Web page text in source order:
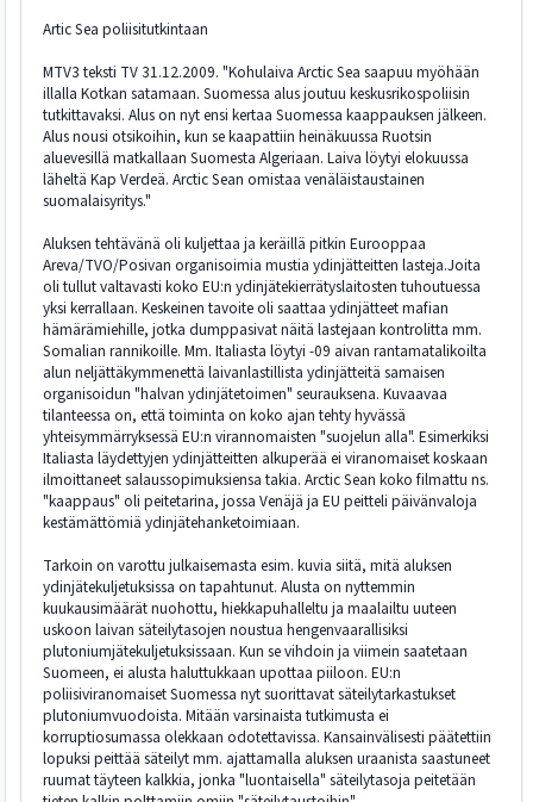
Artic Sea poliisitutkintaan
MTV3 teksti TV 31.12.2009. "Kohulaiva Arctic Sea saapuu myöhään
illalla Kotkan satamaan. Suomessa alus joutuu keskusrikospoliisin
tutkittavaksi. Alus on nyt ensi kertaa Suomessa kaappauksen jälkeen.
Alus nousi otsikoihin, kun se kaapattiin heinäkuussa Ruotsin
aluevesillä matkallaan Suomesta Algeriaan. Laiva löytyi elokuussa
läheltä Kap Verdeä. Arctic Sean omistaa venäläistaustainen
suomalaisyritys."
Aluksen tehtävänä oli kuljettaa ja keräillä pitkin Eurooppaa
Areva/TVO/Posivan organisoimia mustia ydinjätteitten lasteja.Joita
oli tullut valtavasti koko EU:n ydinjätekierrätyslaitosten tuhoutuessa
yksi kerrallaan. Keskeinen tavoite oli saattaa ydinjätteet mafian
hämärämiehille, jotka dumppasivat näitä lastejaan kontrolitta mm.
Somalian rannikoille. Mm. Italiasta löytyi -09 aivan rantamatalikoilta
alun neljättäkymmenettä laivanlastillista ydinjätteitä samaisen
organisoidun "halvan ydinjätetoimen" seurauksena. Kuvaavaa
tilanteessa on, että toiminta on koko ajan tehty hyvässä
yhteisymmärryksessä EU:n virannomaisten "suojelun alla". Esimerkiksi
Italiasta läydettyjen ydinjätteitten alkuperää ei viranomaiset koskaan
ilmoittaneet salaussopimuksiensa takia. Arctic Sean koko filmattu ns.
"kaappaus" oli peitetarina, jossa Venäjä ja EU peitteli päivänvaloja
kestämättömiä ydinjätehanketoimiaan.
Tarkoin on varottu julkaisemasta esim. kuvia siitä, mitä aluksen
ydinjätekuljetuksissa on tapahtunut. Alusta on nyttemmin
kuukausimäärät nuohottu, hiekkapuhalleltu ja maalailtu uuteen
uskoon laivan säteilytasojen noustua hengenvaarallisiksi
plutoniumjätekuljetuksissaan. Kun se vihdoin ja viimein saatetaan
Suomeen, ei alusta haluttukkaan upottaa piiloon. EU:n
poliisiviranomaiset Suomessa nyt suorittavat säteilytarkastukset
plutoniumvuodoista. Mitään varsinaista tutkimusta ei
korruptiosumassa olekkaan odotettavissa. Kansainvälisesti päätettiin
lopuksi peittää säteilyt mm. ajattamalla aluksen uraanista saastuneet
ruumat täyteen kalkkia, jonka "luontaisella" säteilytasoja peitetään